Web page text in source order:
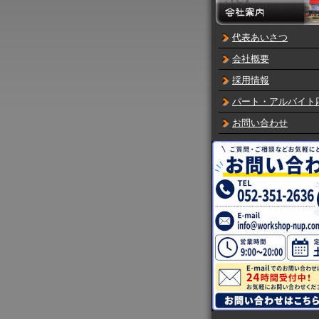
代表あいさつ
会社概要
採用情報
パート・アルバイト
お問い合わせ